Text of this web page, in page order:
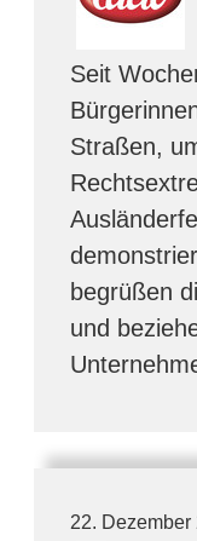
Seit
Straßen,
begrüßen
und
22. Dezember